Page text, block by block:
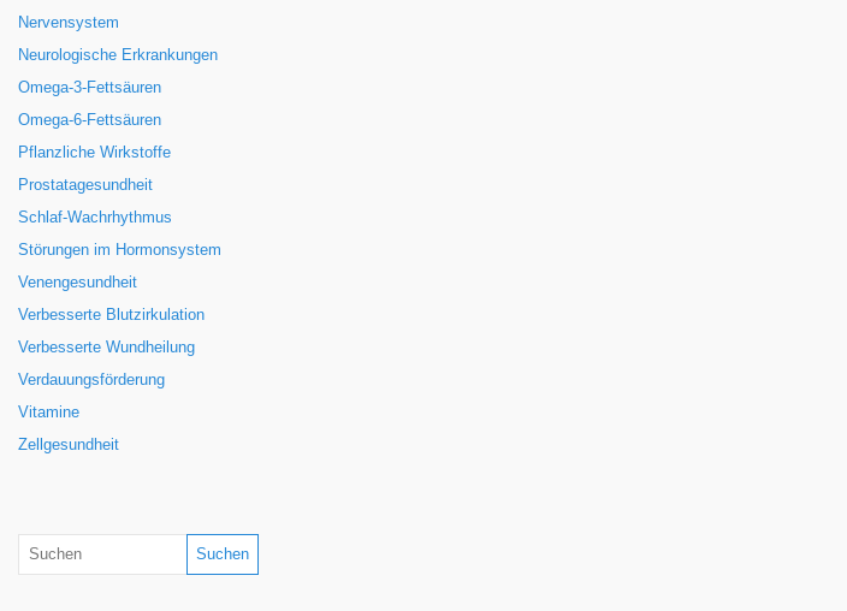
Nervensystem
Neurologische Erkrankungen
Omega-3-Fettsäuren
Omega-6-Fettsäuren
Pflanzliche Wirkstoffe
Prostatagesundheit
Schlaf-Wachrhythmus
Störungen im Hormonsystem
Venengesundheit
Verbesserte Blutzirkulation
Verbesserte Wundheilung
Verdauungsförderung
Vitamine
Zellgesundheit